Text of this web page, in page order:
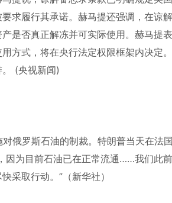
求履行其承诺。赫马提还强调，在谅
是否真正解冻并可实际使用。赫马提
方式，将在央行法定权限框架内决定
(央视新闻)
俄罗斯石油的制裁。特朗普当天在法
因为目前石油已在正常流通……我们此
采取行动。”（新华社）